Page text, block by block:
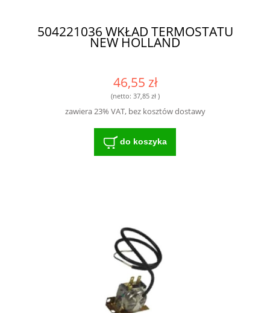
504221036 WKŁAD TERMOSTATU
NEW HOLLAND
46,55 zł
(netto: 37,85 zł)
zawiera 23% VAT, bez kosztów dostawy
do koszyka